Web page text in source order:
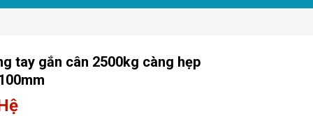
tay gắn cân 2500kg càng hẹp